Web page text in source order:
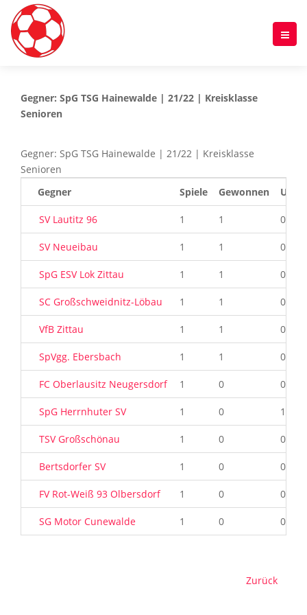
Gegner: SpG TSG Hainewalde | 21/22 | Kreisklasse
Senioren
Gegner: SpG TSG Hainewalde | 21/22 | Kreisklasse
Senioren
Gegner
Spiele Gewonnen
SV Lautitz 96 1 1 0
SV Neueibau 1 1 0
SpG ESV Lok Zittau 1 1 0
SC Großschweidnitz-Löbau 1 1 0
VfB Zittau 1 1 0
SpVgg. Ebersbach 1 1 0
FC Oberlausitz Neugersdorf 1 0 0
SpG Herrnhuter SV 1 0 1
TSV Großschönau 1 0 0
Bertsdorfer SV 1 0 0
FV Rot-Weiß 93 Olbersdorf 1 0 0
SG Motor Cunewalde 1 0 0
Zurück